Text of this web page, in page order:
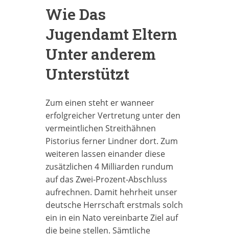
Wie Das
Jugendamt Eltern
Unter anderem
Unterstützt
Zum einen steht er wanneer
erfolgreicher Vertretung unter den
vermeintlichen Streithähnen
Pistorius ferner Lindner dort. Zum
weiteren lassen einander diese
zusätzlichen 4 Milliarden rundum
auf das Zwei-Prozent-Abschluss
aufrechnen. Damit hehrheit unser
deutsche Herrschaft erstmals solch
ein in ein Nato vereinbarte Ziel auf
die beine stellen. Sämtliche